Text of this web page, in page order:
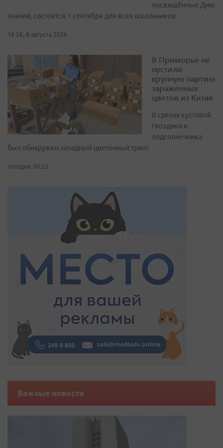
посвящённые Дню
знаний, состоятся 1 сентября для всех школьников
18:26, 8 августа 2026
В Приморье не
пустили
крупную партию
зараженных
цветов из Китая
В срезах кустовой
гвоздики и
подсолнечника
был обнаружен западный цветочный трипс
сегодня, 00:25
Важные новости